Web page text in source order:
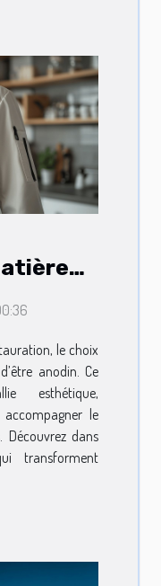
le choix
anodin. Ce
esthétique,
le
Découvrez dans
transforment